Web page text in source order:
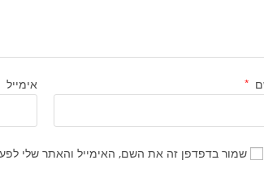
* אימייל
שמור בדפדפן זה את השם, האימייל והאתר שלי